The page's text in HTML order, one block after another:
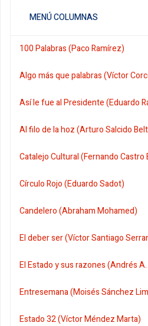
MENÚ COLUMNAS
100 Palabras (Paco Ramírez)
Algo más que palabras (Víctor
Así le fue al Presidente (Eduardo
Al filo de la hoz (Arturo Salcido
Catalejo Cultural (Fernando Castro
Círculo Rojo (Eduardo Sadot)
Candelero (Abraham Mohamed)
El deber ser (Víctor Santiago
El Estado y sus razones (Andrés
Entresemana (Moisés Sánchez
Estado 32 (Víctor Méndez Marta)